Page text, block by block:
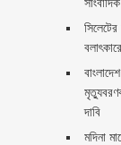
দাবি
মদিনা